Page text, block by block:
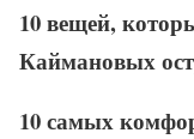
10 вещей,
Каймановых
10 самых